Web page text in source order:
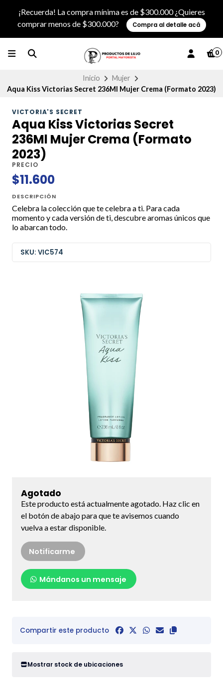
¡Recuerda! La compra mínima es de $300.000 ¿Quieres
comprar menos de $300.000?
Compra al detalle acá
0
Inicio
Mujer
Aqua Kiss Victorias Secret 236Ml Mujer Crema (Formato 2023)
VICTORIA'S SECRET
Aqua Kiss Victorias Secret
236Ml Mujer Crema (Formato
2023)
PRECIO
$11.600
DESCRIPCIÓN
Celebra la colección que te celebra a ti. Para cada
momento y cada versión de ti, descubre aromas únicos que
lo abarcan todo.
SKU: VIC574
Agotado
Este producto está actualmente agotado. Haz clic en
el botón de abajo para que te avisemos cuando
vuelva a estar disponible.
Notificarme
Mándanos un mensaje
Compartir este producto
Mostrar stock de ubicaciones